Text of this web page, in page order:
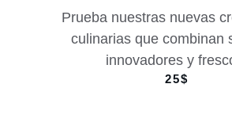
25$
Prueba nuestras nuevas
culinarias que combinan
innovadores y